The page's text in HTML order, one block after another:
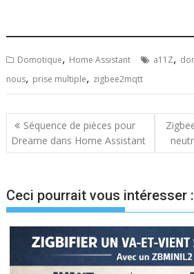
Domotique, Home Assistant a11Z,
nous, prise multiple, zigbee2mqtt
Navigation
de
Séquence de pièces pour
Dreame dans Home Assistant
Ceci pourrait vous intéresser :